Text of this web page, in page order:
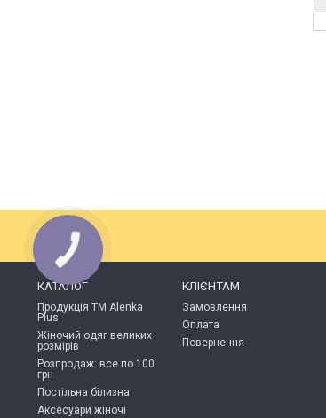
КАТАЛОГ
Продукція ТМ Alenka
Plus
Жіночий одяг великих
розмірів
Розпродаж: все по 100
грн
Постільна білизна
Аксесуари жіночі
КЛІЄНТАМ
Замовлення
Оплата
Повернення